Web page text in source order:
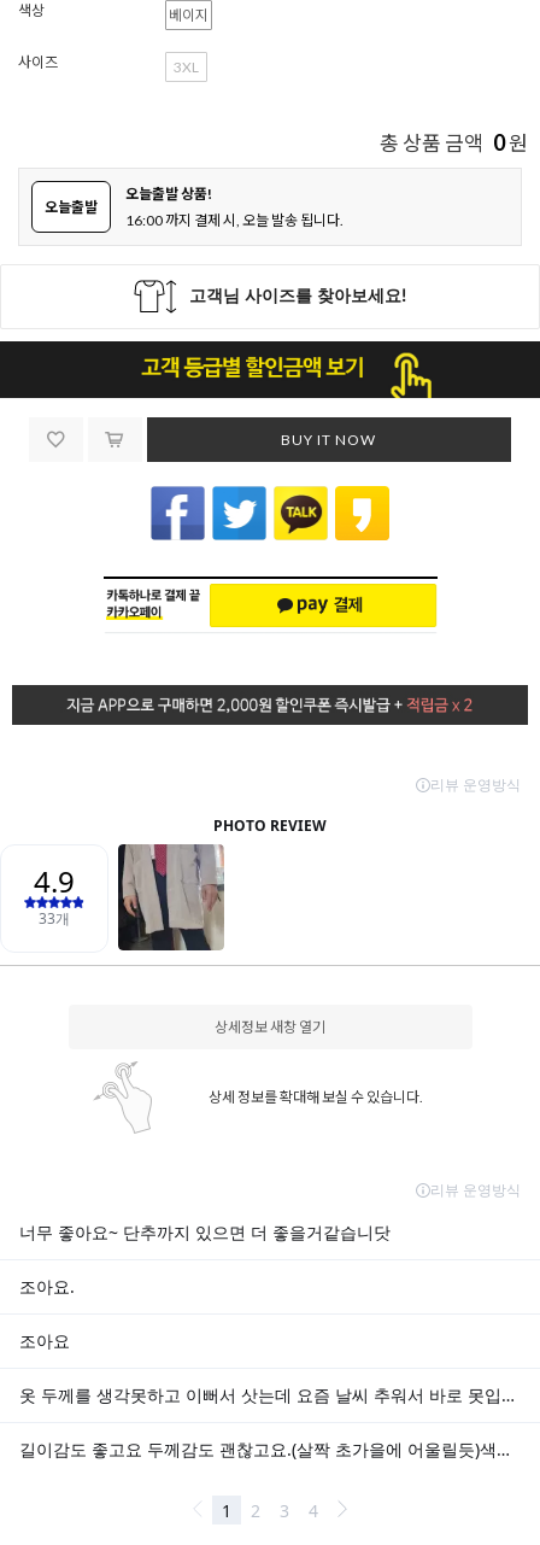
색상 베이지
사이즈 3XL
총 상품 금액 0원
오늘출발
오늘출발 상품!
16:00 까지 결제 시, 오늘 발송 됩니다.
BUY IT NOW
상세정보 새창 열기
상세 정보를 확대해 보실 수 있습니다.